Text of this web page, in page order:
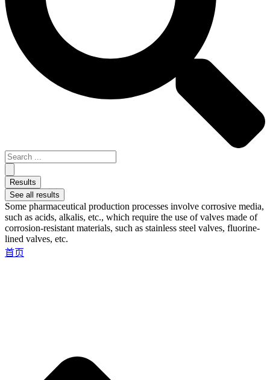
Results
See all results
Some pharmaceutical production processes involve corrosive media,
such as acids, alkalis, etc., which require the use of valves made of
corrosion-resistant materials, such as stainless steel valves, fluorine-
lined valves, etc.
首页